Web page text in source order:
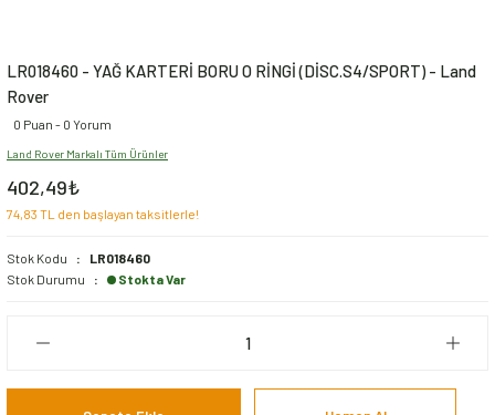
LR018460 - YAĞ KARTERİ BORU O RİNGİ (DİSC.S4/SPORT) - Land
Rover
0 Puan - 0 Yorum
Land Rover Markalı Tüm Ürünler
402,49₺
74,83 TL den başlayan taksitlerle!
Stok Kodu
LR018460
Stok Durumu
Stokta Var